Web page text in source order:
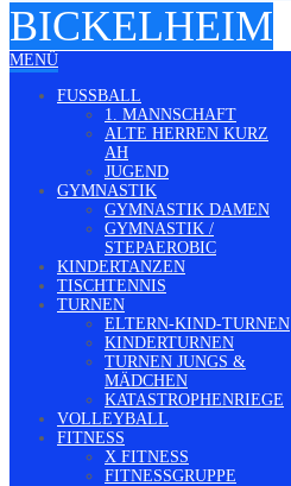
BICKELHEIM
MENÜ
FUSSBALL
1. MANNSCHAFT
ALTE HERREN KURZ
AH
JUGEND
GYMNASTIK
GYMNASTIK DAMEN
GYMNASTIK /
STEPAEROBIC
KINDERTANZEN
TISCHTENNIS
TURNEN
ELTERN-KIND-TURNEN
KINDERTURNEN
TURNEN JUNGS &
MÄDCHEN
KATASTROPHENRIEGE
VOLLEYBALL
FITNESS
X FITNESS
FITNESSGRUPPE